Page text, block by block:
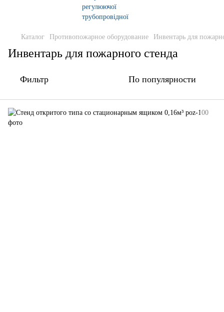
Каталог Противопожарное оборудование Инвентарь для
Инвентарь для пожарного стенда
Фильтр По популярности